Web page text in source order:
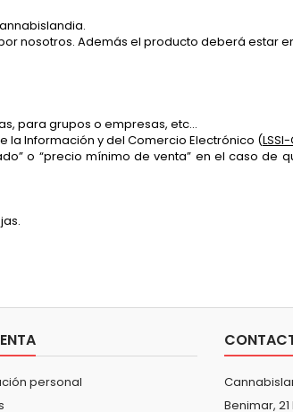
nosotros. Además el producto deberá estar
para grupos o empresas, etc…
la Información y del Comercio Electrónico (LSSI-
o “precio mínimo de venta” en el caso de
personal
Benimar,